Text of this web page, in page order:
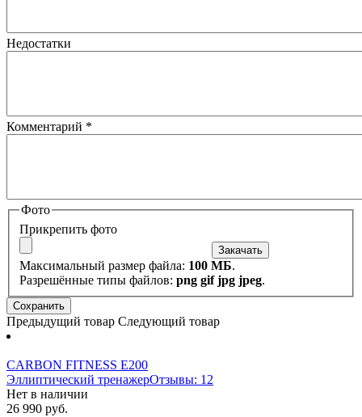
Недостатки
Комментарий *
Фото
Прикрепить фото
Максимальный размер файла: 100 МБ.
Разрешённые типы файлов: png gif jpg jpeg.
Предыдущий товар Следующий товар
CARBON FITNESS E200
Эллиптический тренажерОтзывы: 12
Нет в наличии
26 990 руб.